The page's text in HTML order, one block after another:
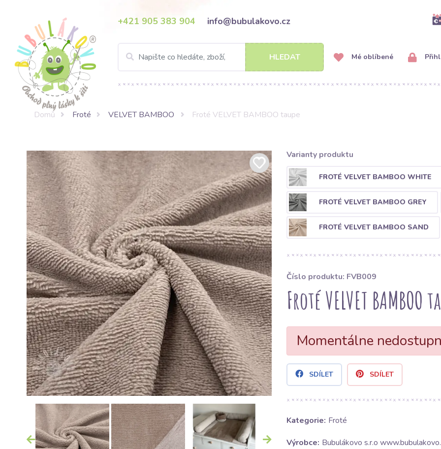
+421 905 383 904 info@bubulakovo.cz
HLEDAT Mé oblíbené
Domů Froté VELVET BAMBOO Froté VELVET BAMBOO taupe
Varianty produktu
FROTÉ VELVET BAMBOO WHITE
FROTÉ VELVET BAMBOO GREY
FROTÉ VELVET BAMBOO SAND
Číslo produktu: FVB009
Froté VELVET BAMBOO
Momentálne
SDÍLET SDÍLET
Kategorie: Froté
Výrobce: Bubulákovo s.r.o